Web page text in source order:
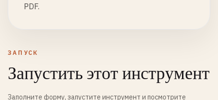
PDF.
ЗАПУСК
Запустить этот инструмент
Заполните форму, запустите инструмент и посмотрите